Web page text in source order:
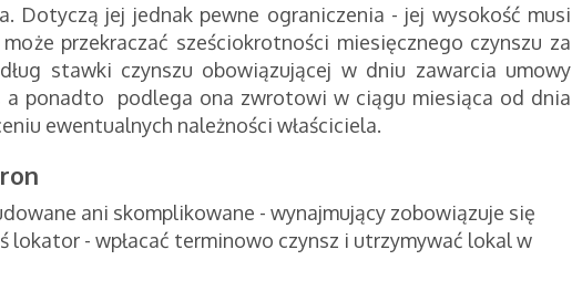
Dotyczą jej jednak pewne ograniczenia - jej wysokość musi
przekraczać sześciokrotności miesięcznego czynszu za
stawki czynszu obowiązującej w dniu zawarcia umowy
a ponadto podlega ona zwrotowi w ciągu miesiąca od dnia
ewentualnych należności właściciela.
ani skomplikowane - wynajmujący zobowiązuje się
lokator - wpłacać terminowo czynsz i utrzymywać lokal w